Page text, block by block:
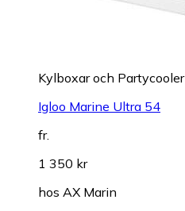
Kylboxar och Partycooler
Igloo Marine Ultra 54
fr.
1 350 kr
hos AX Marin